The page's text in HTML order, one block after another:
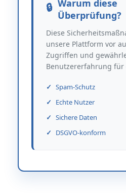
Warum diese
Überprüfung?
Diese
unsere Plattform vor
Zugriffen und
Benutzererfahrung für
Spam-Schutz
Echte Nutzer
Sichere Daten
DSGVO-konform